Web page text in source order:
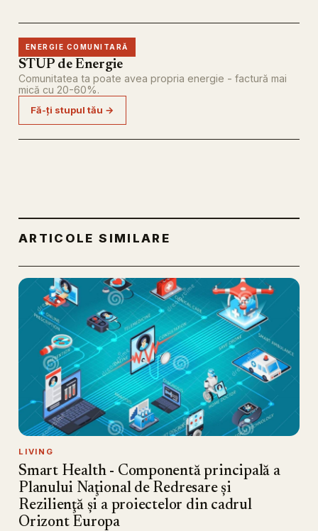
ENERGIE COMUNITARĂ
STUP de Energie
Comunitatea ta poate avea propria energie - factură mai
mică cu 20-60%.
Fă-ți stupul tău →
ARTICOLE SIMILARE
LIVING
Smart Health - Componentă principală a
Planului Naţional de Redresare şi
Rezilienţă şi a proiectelor din cadrul
Orizont Europa